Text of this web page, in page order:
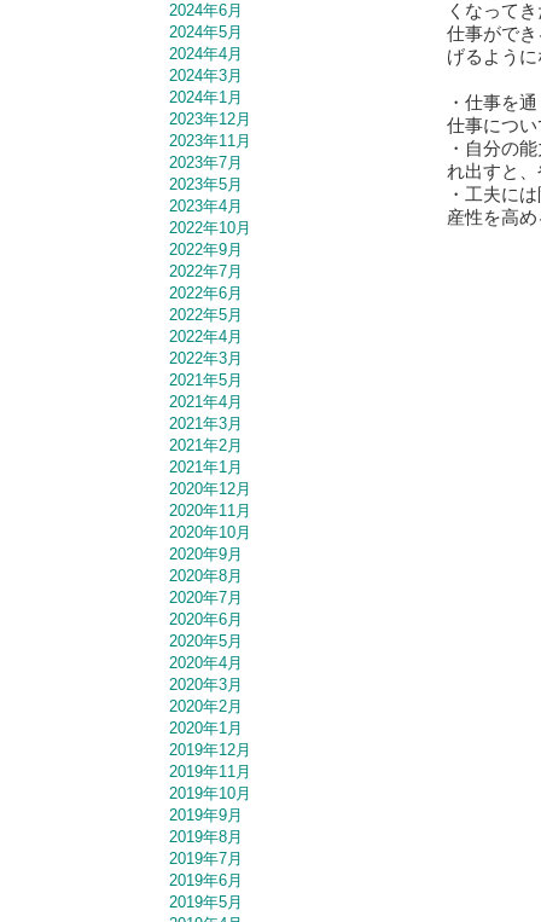
2024年6月
2024年5月
2024年4月
2024年3月
2024年1月
2023年12月
2023年11月
2023年7月
2023年5月
2023年4月
2022年10月
2022年9月
2022年7月
2022年6月
2022年5月
2022年4月
2022年3月
2021年5月
2021年4月
2021年3月
2021年2月
2021年1月
2020年12月
2020年11月
2020年10月
2020年9月
2020年8月
2020年7月
2020年6月
2020年5月
2020年4月
2020年3月
2020年2月
2020年1月
2019年12月
2019年11月
2019年10月
2019年9月
2019年8月
2019年7月
2019年6月
2019年5月
くなって
仕事がで
げるよう
・仕事を
仕事につ
・自分の
れ出すと
・工夫に
産性を高